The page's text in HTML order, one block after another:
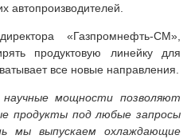
автопроизводителей.
«Газпромнефть-СМ»,
продуктовую линейку для
все новые направления.
мощности позволяют
продукты под любые запросы
мы выпускаем охлаждающие